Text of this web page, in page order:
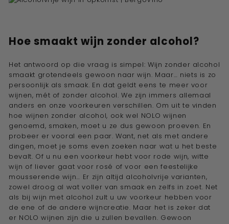
Hoe smaakt wijn zonder alcohol?
Het antwoord op die vraag is simpel: Wijn zonder alcohol
smaakt grotendeels gewoon naar wijn. Maar… niets is zo
persoonlijk als smaak. En dat geldt eens te meer voor
wijnen, mét of zonder alcohol. We zijn immers allemaal
anders en onze voorkeuren verschillen. Om uit te vinden
hoe wijnen zonder alcohol, ook wel NOLO wijnen
genoemd, smaken, moet u ze dus gewoon proeven. En
probeer er vooral een paar. Want, net als met andere
dingen, moet je soms even zoeken naar wat u het beste
bevalt. Of u nu een voorkeur hebt voor rode wijn, witte
wijn of liever gaat voor rosé of voor een feestelijke
mousserende wijn… Er zijn altijd alcoholvrije varianten,
zowel droog al wat voller van smaak en zelfs in zoet. Net
als bij wijn met alcohol zult u uw voorkeur hebben voor
de ene of de andere wijncreatie. Maar het is zeker dat
er NOLO wijnen zijn die u zullen bevallen. Gewoon